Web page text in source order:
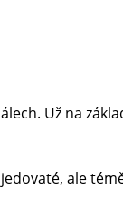
Už na
ale